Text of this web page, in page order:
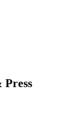
Press